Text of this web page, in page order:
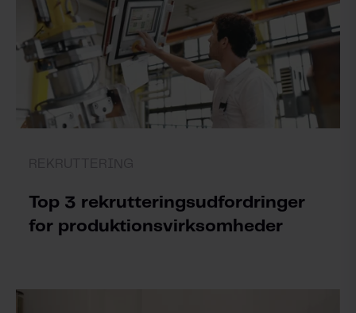
Top 3 rekrutteringsudfordringer
for produktionsvirksomheder